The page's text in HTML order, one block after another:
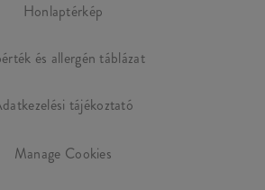
Honlaptérkép
és allergén táblázat
tájékoztató
Manage Cookies